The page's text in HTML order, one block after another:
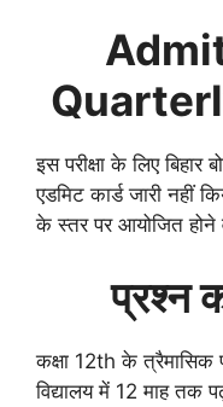
इस परीक्षा के लिए
एडमिट कार्ड जारी नहीं
के स्तर पर आयोजित होने
प्रश्न
कक्षा 12th के त्रैमासिक
विद्यालय में 12 माह तक